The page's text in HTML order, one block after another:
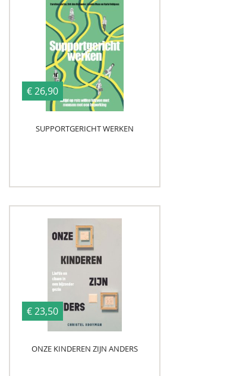
€ 26,90
SUPPORTGERICHT WERKEN
€ 23,50
ONZE KINDEREN ZIJN ANDERS